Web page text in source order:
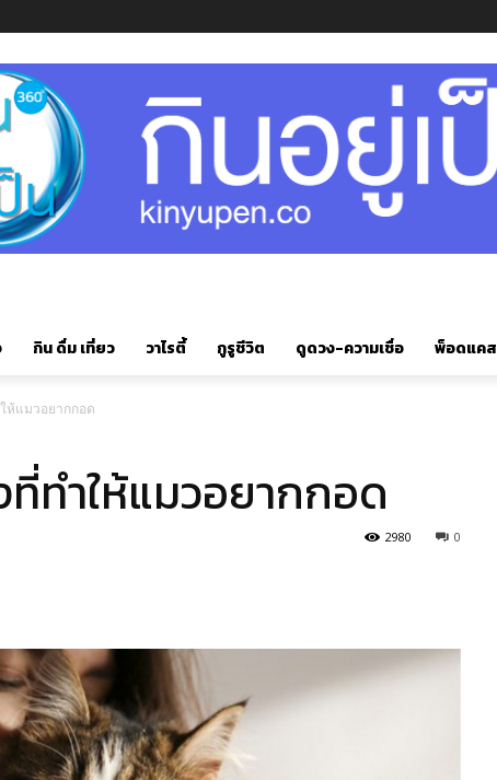
กิน ดื่ม เที่ยว วาไรตี้ กูรูชีวิต ดูดวง-ความเชื่อ พ็อดแคส
ห้แมวอยากกอด
ทำให้แมวอยากกอด
0
2980